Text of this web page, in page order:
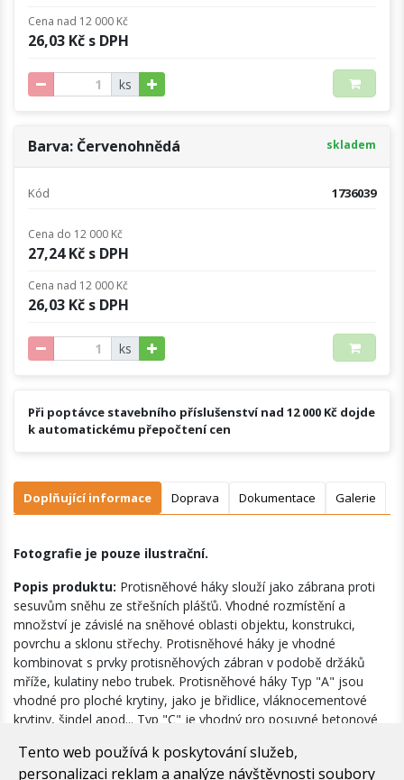
Tento web používá k poskytování služeb,
personalizaci reklam a analýze návštěvnosti soubory
Cena nad 12 000 Kč
26,03 Kč s DPH
ks
Barva: Červenohnědá skladem
Kód 1736039
Cena do 12 000 Kč
27,24 Kč s DPH
Cena nad 12 000 Kč
26,03 Kč s DPH
ks
Při poptávce stavebního příslušenství nad 12 000 Kč dojde
k automatickému přepočtení cen
Doplňující informace Doprava Dokumentace Galerie
Fotografie je pouze ilustrační.
Popis produktu: Protisněhové háky slouží jako zábrana proti
sesuvům sněhu ze střešních plášťů. Vhodné rozmístění a
množství je závislé na sněhové oblasti objektu, konstrukci,
povrchu a sklonu střechy. Protisněhové háky je vhodné
kombinovat s prvky protisněhových zábran v podobě držáků
mříže, kulatiny nebo trubek. Protisněhové háky Typ "A" jsou
vhodné pro ploché krytiny, jako je břidlice, vláknocementové
krytiny, šindel apod... Typ "C" je vhodný pro posuvné betonové